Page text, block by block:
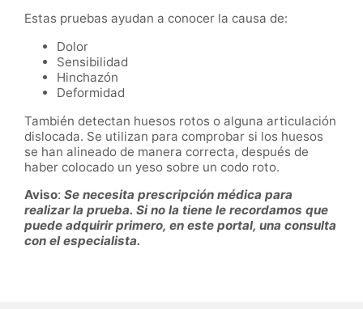
Estas pruebas ayudan a conocer la causa de:
Dolor
Sensibilidad
Hinchazón
Deformidad
También detectan huesos rotos o alguna articulación
dislocada. Se utilizan para comprobar si los huesos
se han alineado de manera correcta, después de
haber colocado un yeso sobre un codo roto.
Aviso: Se necesita prescripción médica para
realizar la prueba. Si no la tiene le recordamos que
puede adquirir primero, en este portal, una consulta
con el especialista.